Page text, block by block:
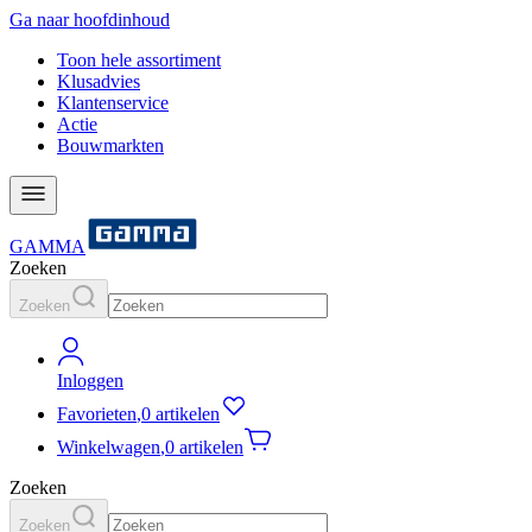
Ga naar hoofdinhoud
Toon hele assortiment
Klusadvies
Klantenservice
Actie
Bouwmarkten
GAMMA
Zoeken
Zoeken
Inloggen
Favorieten,0 artikelen
Winkelwagen,0 artikelen
Zoeken
Zoeken